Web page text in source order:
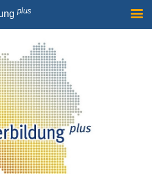
plus
in Weiterbildung
Kliniken / Praxen
Kontakt